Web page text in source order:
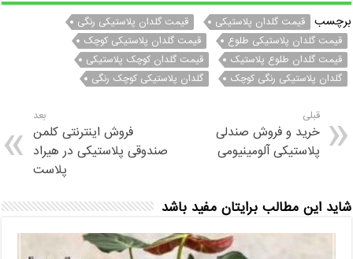
برچسب قیمت گلدان پلاستیکی
قیمت گلدان پلاستیکی رنگی
قیمت گلدان پلاستیکی طلوع
قیمت گلدان پلاستیکی کوچک
قیمت گلدان طلوع پلاستیک
قیمت گلدان کوچک پلاستیکی
گلدان پلاستیکی رنگی کوچک
گلدان پلاستیکی کوچک رنگی
قبلی
خرید و فروش صندلی
پلاستیکی آلومینیومی
بعد
فروش اینترنتی کلمن
صندوقی پلاستیکی در هیراد
پلاست
شاید این مطالب برایتان مفید باشد